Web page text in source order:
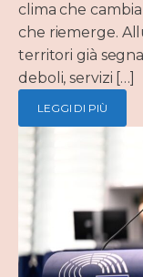
clima che
che riemerge.
territori già
deboli, servizi […]
LEGGI DI PIÙ